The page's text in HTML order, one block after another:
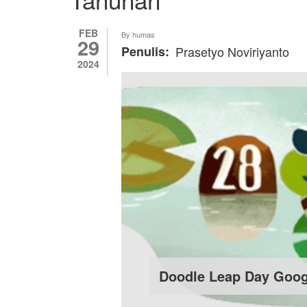
FEB
29
2024
By humas
Penulis Prasetyo Noviriyanto
Doodle Leap Day